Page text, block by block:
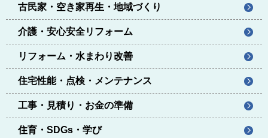
古民家・空き家再生・地域づくり
介護・安心安全リフォーム
リフォーム・水まわり改善
住宅性能・点検・メンテナンス
工事・見積り・お金の準備
住育・SDGs・学び